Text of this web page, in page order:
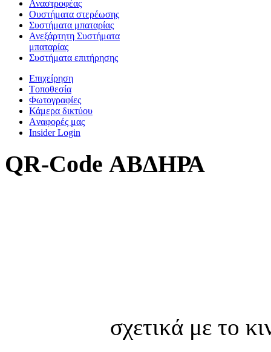
Αναστροφέας
Oυστήματα στερέωσης
Συστήματα μπαταρίας
Ανεξάρτητη Συστήματα
μπαταρίας
Συστήματα επιτήρησης
Επιχείρηση
Tοποθεσία
Φωτογραφίες
Κάμερα δικτύου
Aναφορές μας
Insider Login
QR-Code ΑΒΔΗΡΑ
σχετικά με το